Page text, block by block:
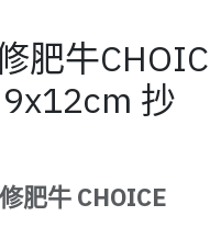
肥牛
抄
肥牛 CHOICE